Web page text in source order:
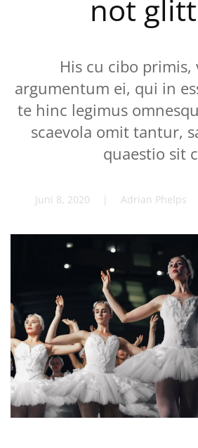
not
His cu cibo primis,
argumentum ei, qui in
te hinc legimus
scaevola omit tantur,
quaestio sit
Juni 8, 2020 | Adrian